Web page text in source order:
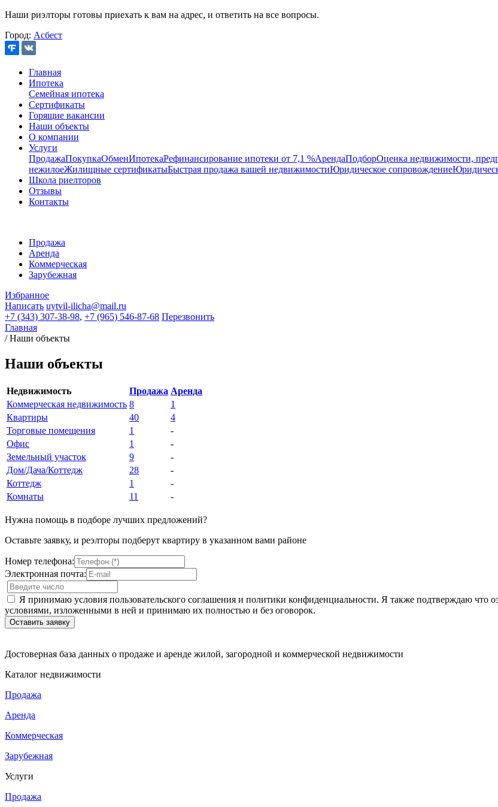
Наши риэлторы готовы приехать к вам на адрес, и ответить на все вопросы.
Город: Асбест
Главная
Ипотека
Семейная ипотека
Сертификаты
Горящие вакансии
Наши объекты
О компании
Услуги
ПродажаПокупкаОбменИпотекаРефинансирование ипотеки от 7,1 %АрендаПодборОценка недвижимости,
нежилоеЖилищные сертификатыБыстрая продажа вашей недвижимостиЮридическое сопровождение
Школа риелторов
Отзывы
Контакты
Продажа
Аренда
Коммерческая
Зарубежная
Избранное
Написать uytvil-ilicha@mail.ru
+7 (343) 307-38-98, +7 (965) 546-87-68 Перезвонить
Главная
/Наши объекты
Наши объекты
Недвижимость Продажа Аренда
Коммерческая недвижимость 8
1
Квартиры
40
4
Торговые помещения
1
-
Офис
1
-
Земельный участок
9
-
Дом/Дача/Коттедж
28
-
Коттедж
1
-
Комнаты
11 -
Нужна помощь в подборе лучших предложений?
Оставьте заявку, и реэлторы подберут квартиру в указанном вами районе
Номер телефона:
Электронная почта:
Я принимаю условия пользовательского соглашения и политики конфиденциальности. Я также подтверждаю что
условиями, изложенными в ней и принимаю их полностью и без оговорок.
Достоверная база данных о продаже и аренде жилой, загородной и коммерческой недвижимости
Каталог недвижимости
Продажа
Аренда
Коммерческая
Зарубежная
Услуги
Продажа